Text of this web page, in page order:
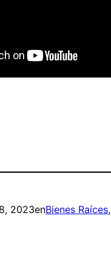
2023enBienes Raíces,